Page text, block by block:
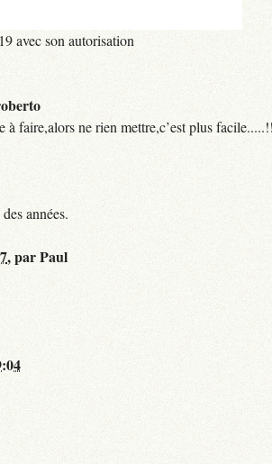
avec son autorisation
faire,alors ne rien mettre,c’est plus facile.....!!
années.
,parPaul